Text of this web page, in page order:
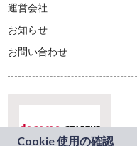
運営会社
お知らせ
お問い合わせ